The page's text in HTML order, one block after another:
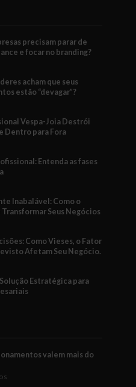
precisam parar de
e focar no branding?
acham que seus
estão “devagar”?
Vespa-Joia Destrói
Dentro para Fora
Entenda as fases
Inabalável: Como o
Transformar Seus Negócios
Como Vieses, o Fator
Afetam Seu Negócio.
Estratégica para
valem mais do